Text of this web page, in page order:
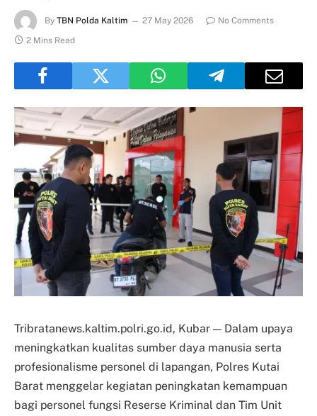
By TBN Polda Kaltim 27 May 2026
No Comments
2 Mins Read
Tribratanews.kaltim.polri.go.id, Kubar — Dalam upaya
meningkatkan kualitas sumber daya manusia serta
profesionalisme personel di lapangan, Polres Kutai
Barat menggelar kegiatan peningkatan kemampuan
bagi personel fungsi Reserse Kriminal dan Tim Unit